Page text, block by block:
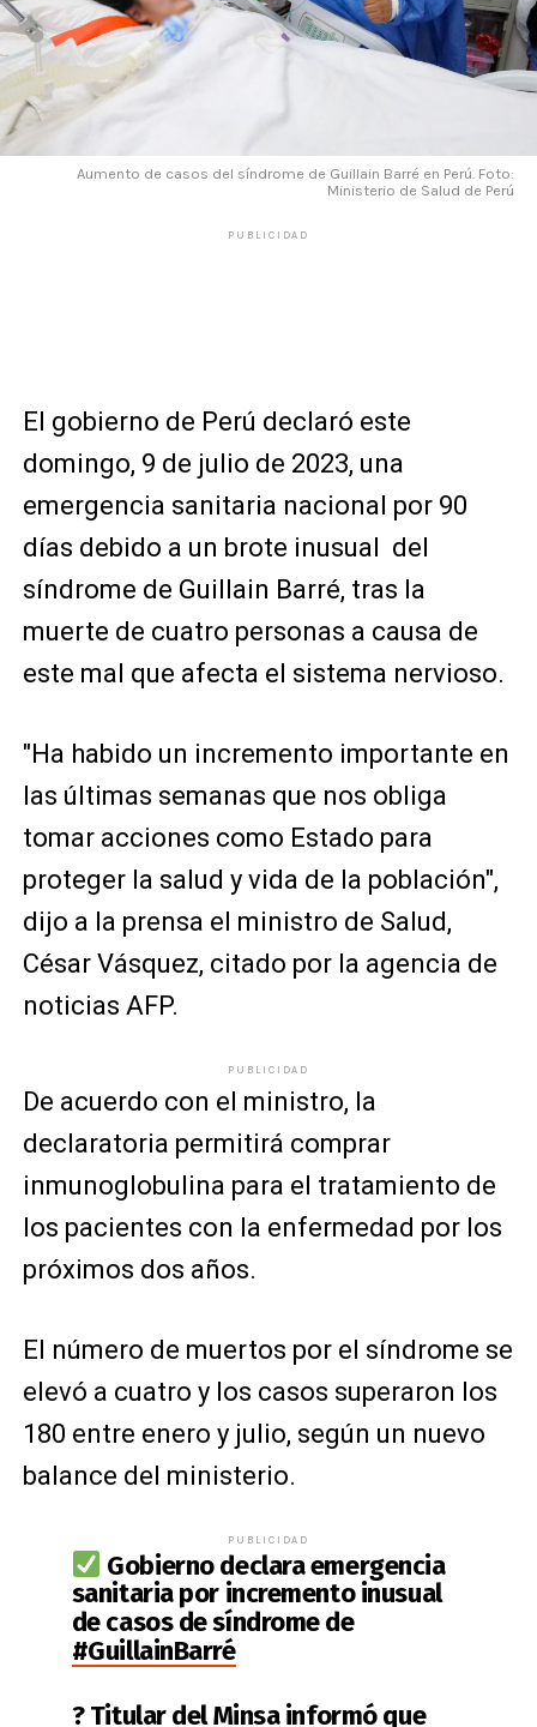
Aumento de casos del síndrome de Guillain Barré en Perú. Foto:
Ministerio de Salud de Perú
PUBLICIDAD
El gobierno de Perú declaró este
domingo, 9 de julio de 2023, una
emergencia sanitaria nacional por 90
días debido a un brote inusual del
síndrome de Guillain Barré, tras la
muerte de cuatro personas a causa de
este mal que afecta el sistema nervioso.
"Ha habido un incremento importante en
las últimas semanas que nos obliga
tomar acciones como Estado para
proteger la salud y vida de la población",
dijo a la prensa el ministro de Salud,
César Vásquez, citado por la agencia de
noticias AFP.
PUBLICIDAD
De acuerdo con el ministro, la
declaratoria permitirá comprar
inmunoglobulina para el tratamiento de
los pacientes con la enfermedad por los
próximos dos años.
El número de muertos por el síndrome se
elevó a cuatro y los casos superaron los
180 entre enero y julio, según un nuevo
balance del ministerio.
PUBLICIDAD
Gobierno declara emergencia
sanitaria por incremento inusual
de casos de síndrome de
#GuillainBarré
? Titular del Minsa informó que